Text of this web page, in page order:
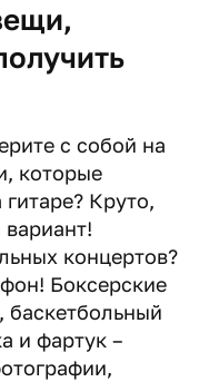
с собой на
которые
Круто,
концертов?
Боксерские
баскетбольный
и фартук –